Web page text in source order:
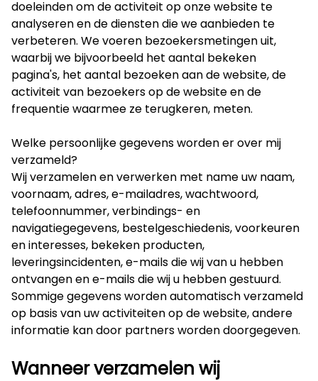
doeleinden om de activiteit op onze website te
analyseren en de diensten die we aanbieden te
verbeteren. We voeren bezoekersmetingen uit,
waarbij we bijvoorbeeld het aantal bekeken
pagina's, het aantal bezoeken aan de website, de
activiteit van bezoekers op de website en de
frequentie waarmee ze terugkeren, meten.
Welke persoonlijke gegevens worden er over mij
verzameld?
Wij verzamelen en verwerken met name uw naam,
voornaam, adres, e-mailadres, wachtwoord,
telefoonnummer, verbindings- en
navigatiegegevens, bestelgeschiedenis, voorkeuren
en interesses, bekeken producten,
leveringsincidenten, e-mails die wij van u hebben
ontvangen en e-mails die wij u hebben gestuurd.
Sommige gegevens worden automatisch verzameld
op basis van uw activiteiten op de website, andere
informatie kan door partners worden doorgegeven.
Wanneer verzamelen wij